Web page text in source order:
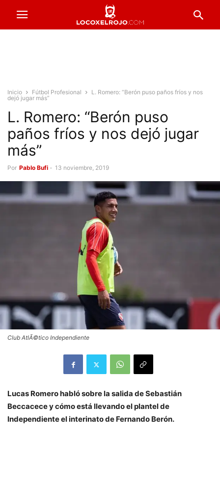
Inicio Fútbol Profesional
L. Romero: “Berón puso paños fríos y nos
dejó jugar más”
L. Romero: “Berón puso
paños fríos y nos dejó jugar
más”
Por Pablo Bufi - 13 noviembre, 2019
Club AtlÃ©tico Independiente
Lucas Romero habló sobre la salida de Sebastián
Beccacece y cómo está llevando el plantel de
Independiente el interinato de Fernando Berón.